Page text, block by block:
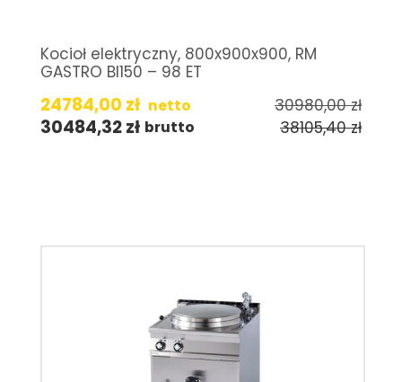
Kocioł elektryczny, 800x900x900, RM
GASTRO BI150 – 98 ET
24784,00 zł netto 30980,00zł
30484,32zł brutto 38105,40zł